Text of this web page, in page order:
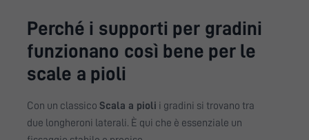
Perché i supporti per gradini
funzionano così bene per le
scale a pioli
Con un classico Scala a pioli i gradini si trovano tra
due longheroni laterali. È qui che è essenziale un